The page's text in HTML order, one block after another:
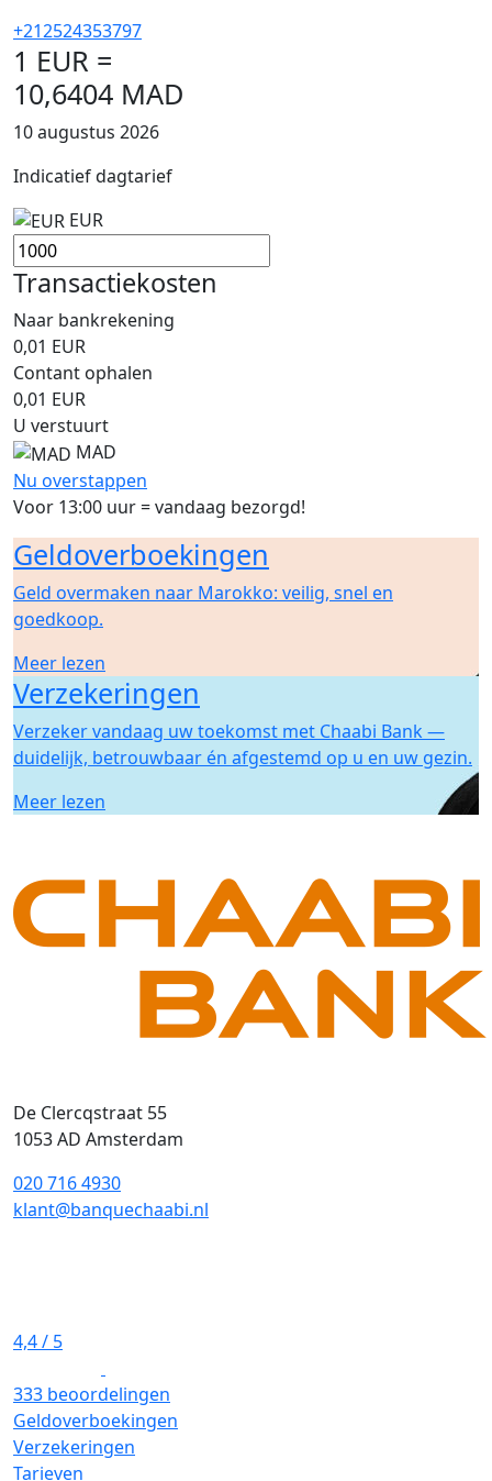
+212524353797
1 EUR =
10,6404 MAD
10 augustus 2026
Indicatief dagtarief
EUR
Transactiekosten
Naar bankrekening
0,01 EUR
Contant ophalen
0,01 EUR
U verstuurt
MAD
Nu overstappen
Voor 13:00 uur = vandaag bezorgd!
Geldoverboekingen
Geld overmaken naar Marokko: veilig, snel en
goedkoop.
Meer lezen
Verzekeringen
Verzeker vandaag uw toekomst met Chaabi Bank —
duidelijk, betrouwbaar én afgestemd op u en uw gezin.
Meer lezen
De Clercqstraat 55
1053 AD Amsterdam
020 716 4930
klant@banquechaabi.nl
4,4/ 5
333 beoordelingen
Geldoverboekingen
Verzekeringen
Tarieven